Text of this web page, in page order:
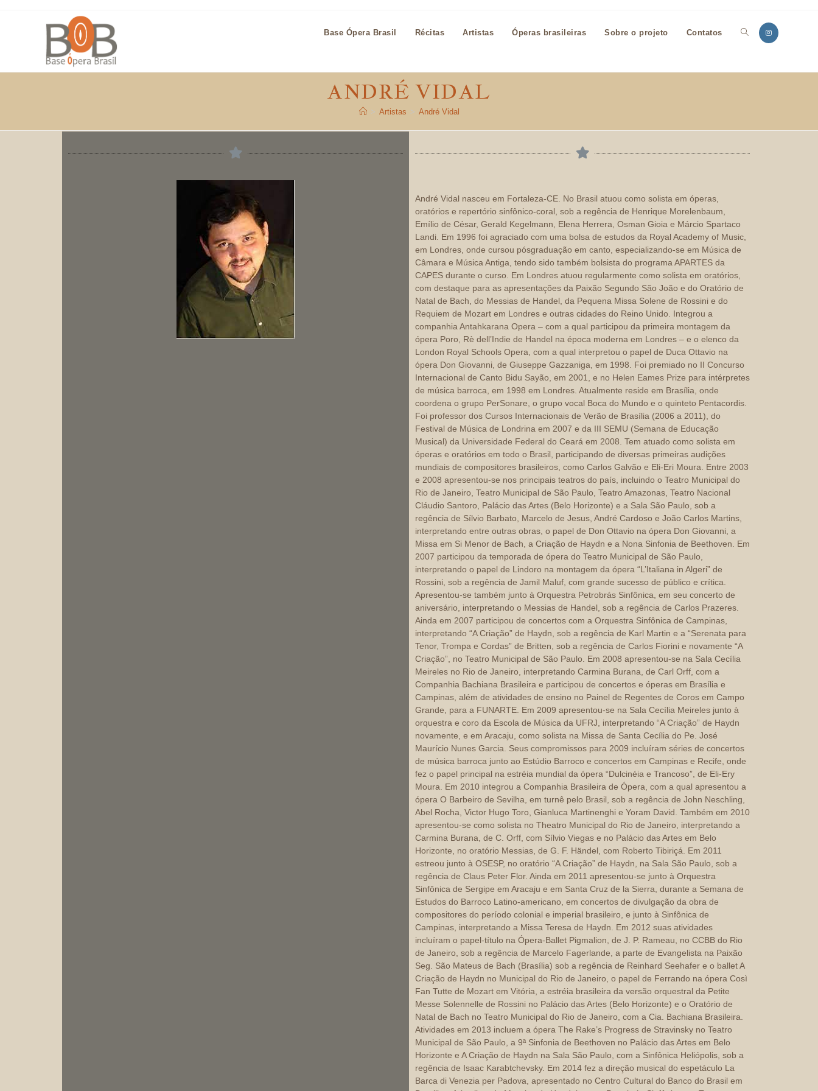
Base Ópera Brasil Récitas Artistas Óperas brasileiras Sobre o projeto Contatos
ANDRÉ VIDAL
> Artistas > André Vidal
André Vidal nasceu em Fortaleza-CE. No Brasil atuou como solista em óperas,
oratórios e repertório sinfônico-coral, sob a regência de Henrique Morelenbaum,
Emílio de César, Gerald Kegelmann, Elena Herrera, Osman Gioia e Márcio Spartaco
Landi. Em 1996 foi agraciado com uma bolsa de estudos da Royal Academy of Music,
em Londres, onde cursou pósgraduação em canto, especializando-se em Música de
Câmara e Música Antiga, tendo sido também bolsista do programa APARTES da
CAPES durante o curso. Em Londres atuou regularmente como solista em oratórios,
com destaque para as apresentações da Paixão Segundo São João e do Oratório de
Natal de Bach, do Messias de Handel, da Pequena Missa Solene de Rossini e do
Requiem de Mozart em Londres e outras cidades do Reino Unido. Integrou a
companhia Antahkarana Opera – com a qual participou da primeira montagem da
ópera Poro, Rè dell’Indie de Handel na época moderna em Londres – e o elenco da
London Royal Schools Opera, com a qual interpretou o papel de Duca Ottavio na
ópera Don Giovanni, de Giuseppe Gazzaniga, em 1998. Foi premiado no II Concurso
Internacional de Canto Bidu Sayão, em 2001, e no Helen Eames Prize para intérpretes
de música barroca, em 1998 em Londres. Atualmente reside em Brasília, onde
coordena o grupo PerSonare, o grupo vocal Boca do Mundo e o quinteto Pentacordis.
Foi professor dos Cursos Internacionais de Verão de Brasília (2006 a 2011), do
Festival de Música de Londrina em 2007 e da III SEMU (Semana de Educação
Musical) da Universidade Federal do Ceará em 2008. Tem atuado como solista em
óperas e oratórios em todo o Brasil, participando de diversas primeiras audições
mundiais de compositores brasileiros, como Carlos Galvão e Eli-Eri Moura. Entre 2003
e 2008 apresentou-se nos principais teatros do país, incluindo o Teatro Municipal do
Rio de Janeiro, Teatro Municipal de São Paulo, Teatro Amazonas, Teatro Nacional
Cláudio Santoro, Palácio das Artes (Belo Horizonte) e a Sala São Paulo, sob a
regência de Sílvio Barbato, Marcelo de Jesus, André Cardoso e João Carlos Martins,
interpretando entre outras obras, o papel de Don Ottavio na ópera Don Giovanni, a
Missa em Si Menor de Bach, a Criação de Haydn e a Nona Sinfonia de Beethoven. Em
2007 participou da temporada de ópera do Teatro Municipal de São Paulo,
interpretando o papel de Lindoro na montagem da ópera “L’Italiana in Algeri” de
Rossini, sob a regência de Jamil Maluf, com grande sucesso de público e crítica.
Apresentou-se também junto à Orquestra Petrobrás Sinfônica, em seu concerto de
aniversário, interpretando o Messias de Handel, sob a regência de Carlos Prazeres.
Ainda em 2007 participou de concertos com a Orquestra Sinfônica de Campinas,
interpretando “A Criação” de Haydn, sob a regência de Karl Martin e a “Serenata para
Tenor, Trompa e Cordas” de Britten, sob a regência de Carlos Fiorini e novamente “A
Criação”, no Teatro Municipal de São Paulo. Em 2008 apresentou-se na Sala Cecília
Meireles no Rio de Janeiro, interpretando Carmina Burana, de Carl Orff, com a
Companhia Bachiana Brasileira e participou de concertos e óperas em Brasília e
Campinas, além de atividades de ensino no Painel de Regentes de Coros em Campo
Grande, para a FUNARTE. Em 2009 apresentou-se na Sala Cecília Meireles junto à
orquestra e coro da Escola de Música da UFRJ, interpretando “A Criação” de Haydn
novamente, e em Aracaju, como solista na Missa de Santa Cecília do Pe. José
Maurício Nunes Garcia. Seus compromissos para 2009 incluíram séries de concertos
de música barroca junto ao Estúdio Barroco e concertos em Campinas e Recife, onde
fez o papel principal na estréia mundial da ópera “Dulcinéia e Trancoso”, de Eli-Ery
Moura. Em 2010 integrou a Companhia Brasileira de Ópera, com a qual apresentou a
ópera O Barbeiro de Sevilha, em turnê pelo Brasil, sob a regência de John Neschling,
Abel Rocha, Victor Hugo Toro, Gianluca Martinenghi e Yoram David. Também em 2010
apresentou-se como solista no Theatro Municipal do Rio de Janeiro, interpretando a
Carmina Burana, de C. Orff, com Sílvio Viegas e no Palácio das Artes em Belo
Horizonte, no oratório Messias, de G. F. Händel, com Roberto Tibiriçá. Em 2011
estreou junto à OSESP, no oratório “A Criação” de Haydn, na Sala São Paulo, sob a
regência de Claus Peter Flor. Ainda em 2011 apresentou-se junto à Orquestra
Sinfônica de Sergipe em Aracaju e em Santa Cruz de la Sierra, durante a Semana de
Estudos do Barroco Latino-americano, em concertos de divulgação da obra de
compositores do período colonial e imperial brasileiro, e junto à Sinfônica de
Campinas, interpretando a Missa Teresa de Haydn. Em 2012 suas atividades
incluíram o papel-título na Ópera-Ballet Pigmalion, de J. P. Rameau, no CCBB do Rio
de Janeiro, sob a regência de Marcelo Fagerlande, a parte de Evangelista na Paixão
Seg. São Mateus de Bach (Brasília) sob a regência de Reinhard Seehafer e o ballet A
Criação de Haydn no Municipal do Rio de Janeiro, o papel de Ferrando na ópera Così
Fan Tutte de Mozart em Vitória, a estréia brasileira da versão orquestral da Petite
Messe Solennelle de Rossini no Palácio das Artes (Belo Horizonte) e o Oratório de
Natal de Bach no Teatro Municipal do Rio de Janeiro, com a Cia. Bachiana Brasileira.
Atividades em 2013 incluem a ópera The Rake’s Progress de Stravinsky no Teatro
Municipal de São Paulo, a 9ª Sinfonia de Beethoven no Palácio das Artes em Belo
Horizonte e A Criação de Haydn na Sala São Paulo, com a Sinfônica Heliópolis, sob a
regência de Isaac Karabtchevsky. Em 2014 fez a direção musical do espetáculo La
Barca di Venezia per Padova, apresentado no Centro Cultural do Banco do Brasil em